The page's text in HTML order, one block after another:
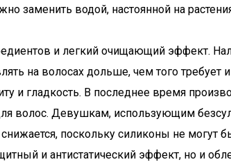
заменить водой, настоянной на
и легкий очищающий эффект.
на волосах дольше, чем того требует
и гладкость. В последнее время
волос. Девушкам, использующим
поскольку силиконы не могут
и антистатический эффект, но и